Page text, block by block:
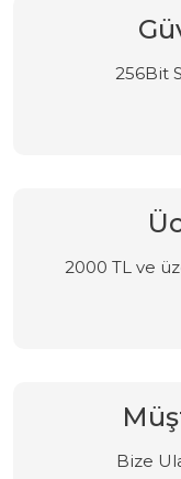
256Bit
2000 TL ve
Bize